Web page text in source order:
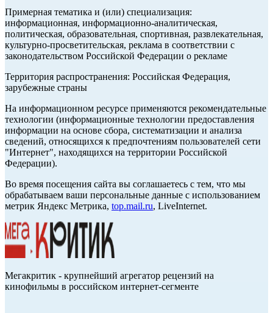
Примерная тематика и (или) специализация:
информационная, информационно-аналитическая,
политическая, образовательная, спортивная, развлекательная,
культурно-просветительская, реклама в соответствии с
законодательством Российской Федерации о рекламе
Территория распространения: Российская Федерация,
зарубежные страны
На информационном ресурсе применяются рекомендательные
технологии (информационные технологии предоставления
информации на основе сбора, систематизации и анализа
сведений, относящихся к предпочтениям пользователей сети
"Интернет", находящихся на территории Российской
Федерации).
Во время посещения сайта вы соглашаетесь с тем, что мы
обрабатываем ваши персональные данные с использованием
метрик Яндекс Метрика, top.mail.ru, LiveInternet.
Мегакритик - крупнейший агрегатор рецензий на
кинофильмы в российском интернет-сегменте